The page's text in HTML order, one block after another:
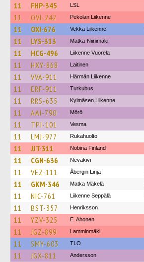
11 FHP-345 LSL
11 OVI-242 Pekolan Liikenne
11 OXI-676 Vekka Liikenne
11 LYS-313 Matka-Niinimäki
11 HCG-496 Liikenne Vuorela
11 HXY-868 Laitinen
11 VVA-911 Härmän Liikenne
11 ERF-911 Turkubus
11 RRS-635 Kylmäsen Liikenne
11 AAI-790 Mörö
11 TPI-101 Vesma
11 LMJ-977 Rukahuolto
11 JJT-311 Nobina Finland
11 CGN-636 Nevakivi
11 VEZ-111 Åbergin Linja
11 GKM-346 Matka Mäkelä
11 NIC-761 Liikenne Seppälä
11 BST-357 Henriksson
11 YZV-325 E. Ahonen
11 JGZ-899 Lamminmäki
11 SMY-603 TLO
11 JGX-811 Andersson